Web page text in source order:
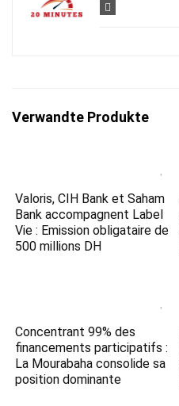
Verwandte Produkte
Valoris, CIH Bank et Saham
Bank accompagnent Label
Vie : Emission obligataire de
500 millions DH
Concentrant 99% des
financements participatifs :
La Mourabaha consolide sa
position dominante